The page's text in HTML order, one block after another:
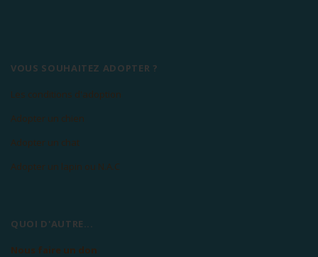
VOUS SOUHAITEZ ADOPTER ?
Les conditions d'adoption
Adopter un chien
Adopter un chat
Adopter un lapin ou N.A.C
QUOI D'AUTRE...
Nous faire un don